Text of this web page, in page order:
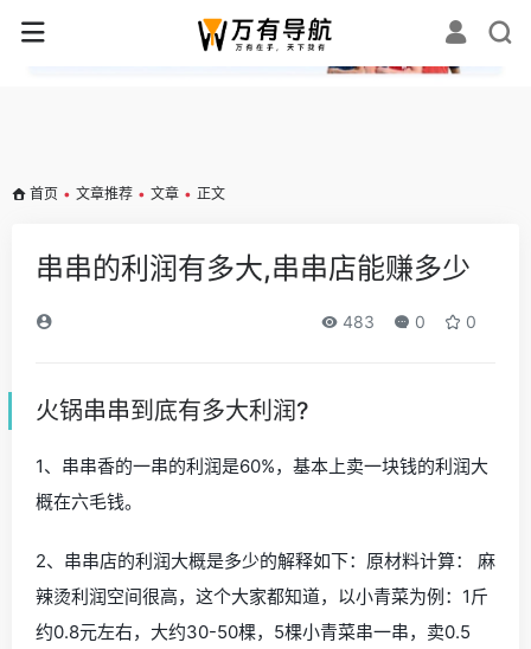
✕
首页 • 文章推荐 • 文章 • 正文
串串的利润有多大,串串店能赚多少
483 0 0
火锅串串到底有多大利润?
1、串串香的一串的利润是60%，基本上卖一块钱的利润大
概在六毛钱。
2、串串店的利润大概是多少的解释如下：原材料计算： 麻
辣烫利润空间很高，这个大家都知道，以小青菜为例：1斤
约0.8元左右，大约30-50棵，5棵小青菜串一串，卖0.5